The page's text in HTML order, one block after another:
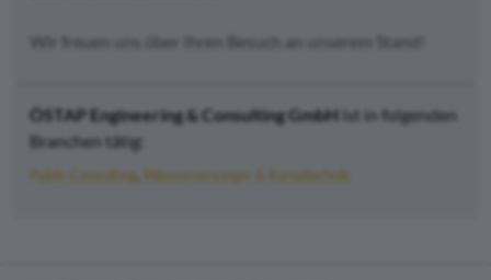
Wir freuen uns über Ihren Besuch an unserem Stand!
ÖSTAP Engineering & Consulting GmbH ist in folgenden
Branchen tätig:
Public Consulting Wasserversorger & Kanaltechnik